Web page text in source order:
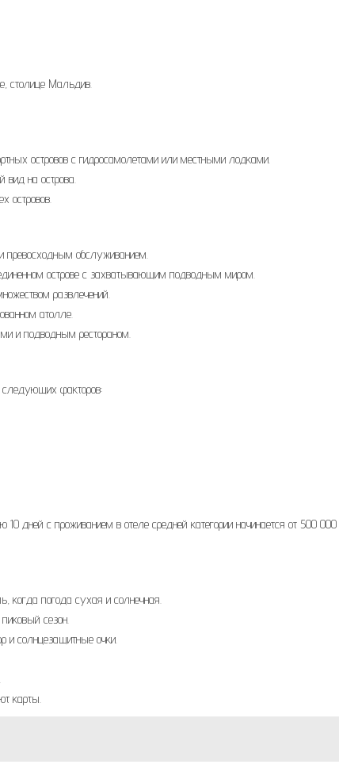
столице Мальдив.
островов с гидросамолетами или местными лодками.
вид на острова.
островов.
превосходным обслуживанием.
острове с захватывающим подводным миром.
развлечений.
атолле.
и подводным рестораном.
следующих факторов:
дней с проживанием в отеле средней категории начинается от 500 000
погода сухая и солнечная.
сезон.
и солнцезащитные очки.
карты.